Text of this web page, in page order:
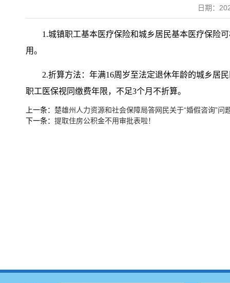
日期：
1.城镇职工基本医疗保险和城乡居民基本医疗保险
用。
2.折算方法：年满16周岁至法定退休年龄的城乡居
职工医保视同缴费年限，不足3个月不折算。
上一条： 楚雄州人力资源和社会保障局答网民关于“婚假咨询”问
下一条： 提取住房公积金不用审批表啦！